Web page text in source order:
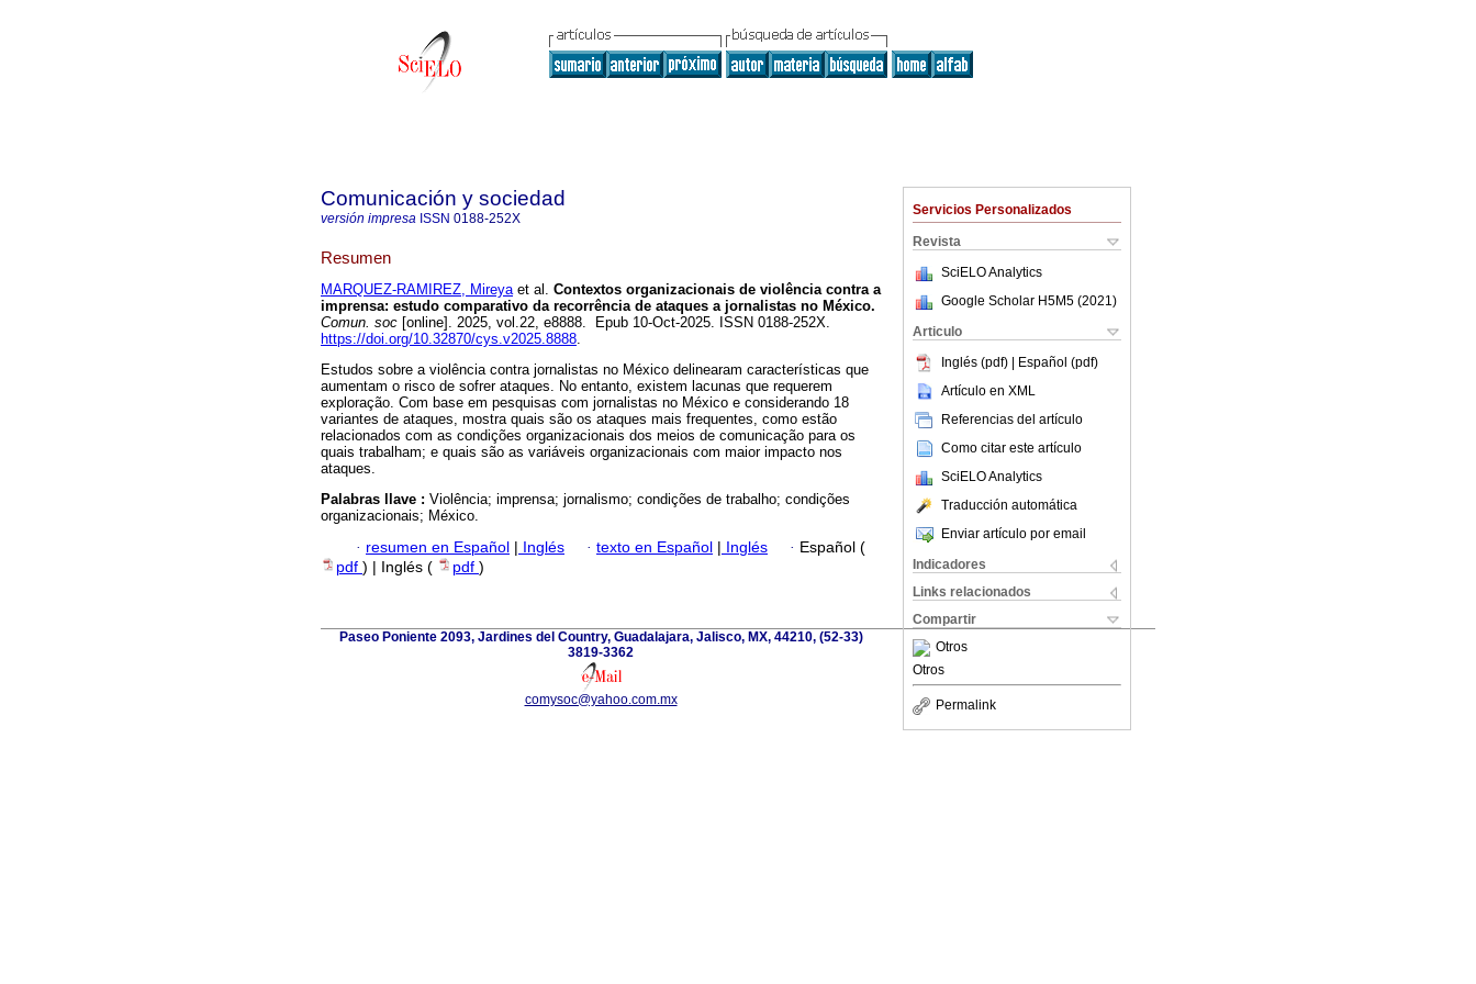
Servicios Personalizados
Revista
SciELO Analytics
Google Scholar H5M5 (2021 )
Articulo
Inglés (pdf) | Español (pdf)
Artículo en XML
Referencias del artículo
Como citar este artículo
SciELO Analytics
Traducción automática
Enviar artículo por email
Indicadores
Links relacionados
Compartir
Otros
Otros
Permalink
Comunicación y sociedad
versión impresa ISSN 0188-252X
Resumen
MARQUEZ-RAMIREZ, Mireyaet al. Contextos organizacionais de violência contra a
imprensa: estudo comparativo da recorrência de ataques a jornalistas no México.
Comun. soc [online]. 2025, vol.22, e8888. Epub 10-Oct-2025. ISSN 0188-252X.
https://doi.org/10.32870/cys.v2025.8888.
Estudos sobre a violência contra jornalistas no México delinearam características que
aumentam o risco de sofrer ataques. No entanto, existem lacunas que requerem
exploração. Com base em pesquisas com jornalistas no México e considerando 18
variantes de ataques, mostra quais são os ataques mais frequentes, como estão
relacionados com as condições organizacionais dos meios de comunicação para os
quais trabalham; e quais são as variáveis organizacionais com maior impacto nos
ataques.
Palabras llave : Violência; imprensa; jornalismo; condições de trabalho; condições
organizacionais; México.
· resumen en Español | Inglés · texto en Español | Inglés · Español (
pdf ) | Inglés ( pdf )
Paseo Poniente 2093, Jardines del Country, Guadalajara, Jalisco, MX, 44210, (52-33)
3819-3362
comysoc@yahoo.com.mx